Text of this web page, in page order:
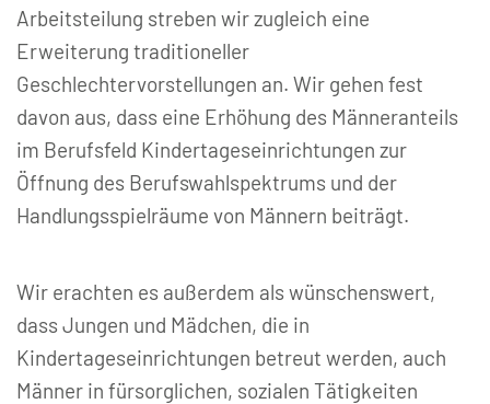
Arbeitsteilung streben wir zugleich eine
Erweiterung traditioneller
Geschlechtervorstellungen an. Wir gehen fest
davon aus, dass eine Erhöhung des Männeranteils
im Berufsfeld Kindertageseinrichtungen zur
Öffnung des Berufswahlspektrums und der
Handlungsspielräume von Männern beiträgt.
Wir erachten es außerdem als wünschenswert,
dass Jungen und Mädchen, die in
Kindertageseinrichtungen betreut werden, auch
Männer in fürsorglichen, sozialen Tätigkeiten